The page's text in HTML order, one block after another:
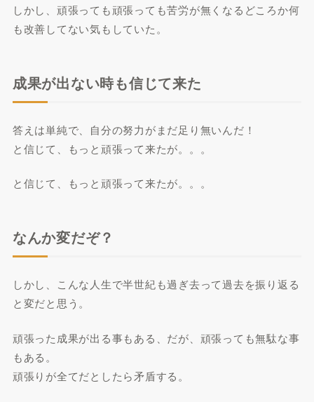
しかし、頑張っても頑張っても苦労が無くなるどころか何
も改善してない気もしていた。
成果が出ない時も信じて来た
答えは単純で、自分の努力がまだ足り無いんだ！
と信じて、もっと頑張って来たが。。。
と信じて、もっと頑張って来たが。。。
なんか変だぞ？
しかし、こんな人生で半世紀も過ぎ去って過去を振り返る
と変だと思う。
頑張った成果が出る事もある、だが、頑張っても無駄な事
もある。
頑張りが全てだとしたら矛盾する。